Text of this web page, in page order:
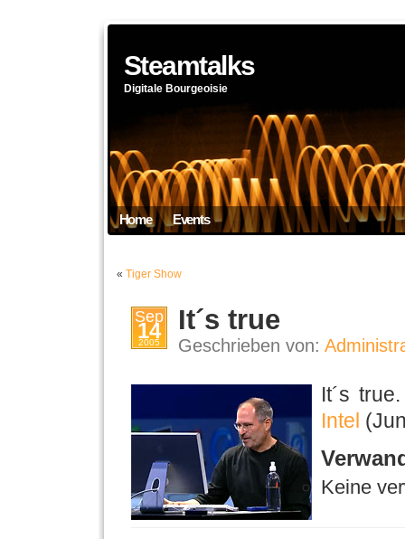
Steamtalks
Digitale Bourgeoisie
Home Events
« Tiger Show
Sep
14
2005
It´s true
Geschrieben von:
It´s
Intel
Keine